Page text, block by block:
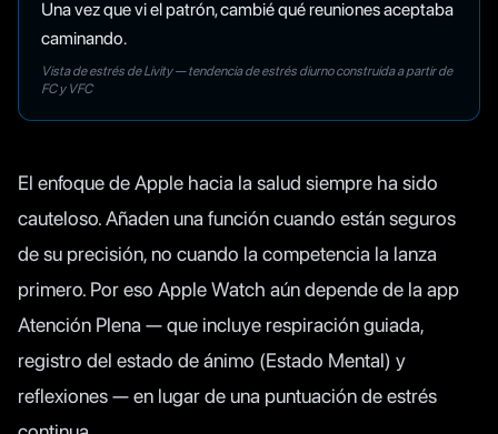
Una vez que vi el patrón, cambié qué reuniones aceptaba
caminando.
Vista de estrés de Livity — tendencia de estrés diurno construida a partir de
FC y VFC
El enfoque de Apple hacia la salud siempre ha sido
cauteloso. Añaden una función cuando están seguros
de su precisión, no cuando la competencia la lanza
primero. Por eso Apple Watch aún depende de la app
Atención Plena — que incluye respiración guiada,
registro del estado de ánimo (Estado Mental) y
reflexiones — en lugar de una puntuación de estrés